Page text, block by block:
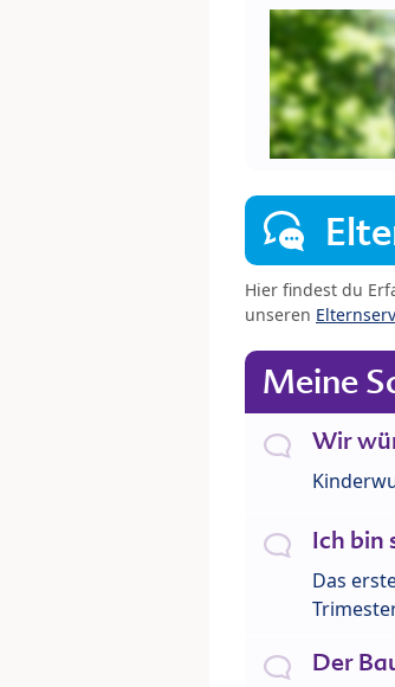
Hier findest du
unseren
Meine
Wir
Ich bin
Das
Der